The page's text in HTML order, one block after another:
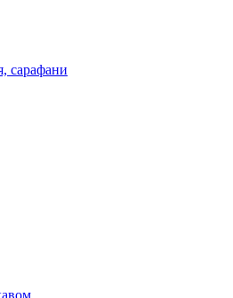
сарафани